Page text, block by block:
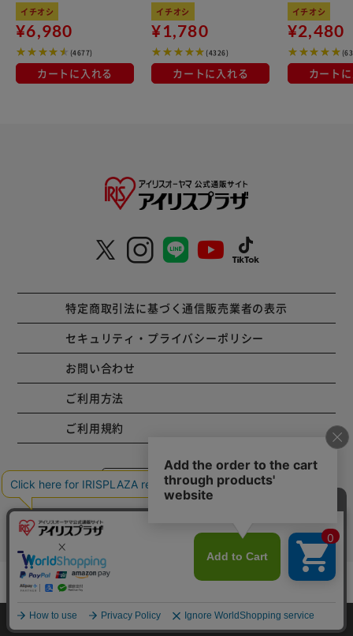
kg×3袋
イチオシ
¥6,980
(4677)
カートに入れる
100％使用
イチオシ
¥1,780
(4326)
カートに入れる
イチオシ
¥2,480
カート
特定商取引法に基づく通信販売業者の表示
セキュリティ・プライバシーポリシー
お問い合わせ
ご利用方法
ご利用規約
コーポレートサイト
Copyright © 2001 IRISPLAZA. ALL Rights Reserved.
HOME 探す ログイン お気に入り お知らせ